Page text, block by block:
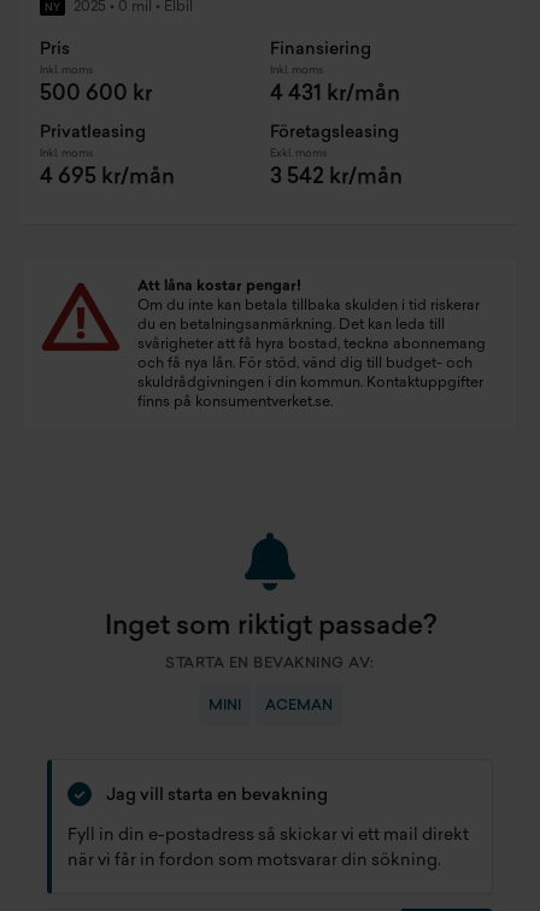
NY 2025 • 0 mil • Elbil
Pris
Inkl. moms
500 600 kr
Finansiering
Inkl. moms
4 431 kr/mån
Privatleasing
Inkl. moms
4 695 kr/mån
Företagsleasing
Exkl. moms
3 542 kr/mån
Att låna kostar pengar!
Om du inte kan betala tillbaka skulden i tid riskerar
du en betalningsanmärkning. Det kan leda till
svårigheter att få hyra bostad, teckna abonnemang
och få nya lån. För stöd, vänd dig till budget- och
skuldrådgivningen i din kommun. Kontaktuppgifter
finns på konsumentverket.se.
Inget som riktigt passade?
STARTA EN BEVAKNING AV:
MINI ACEMAN
Jag vill starta en bevakning
Fyll in din e-postadress så skickar vi ett mail direkt
när vi får in fordon som motsvarar din sökning.